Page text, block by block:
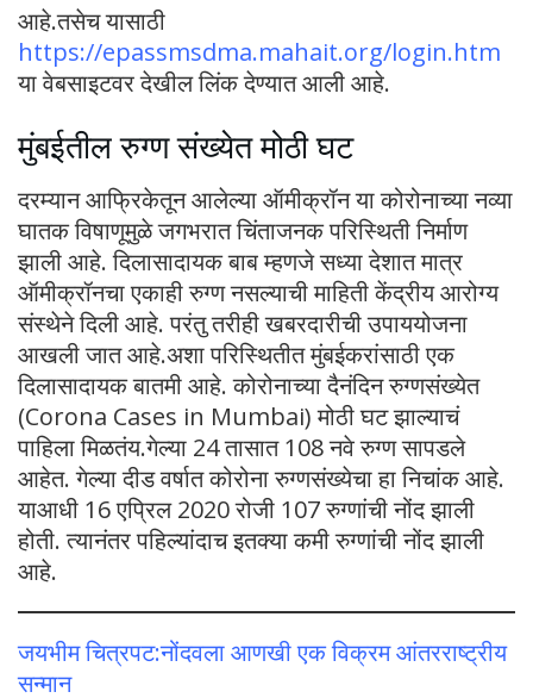
आहे.तसेच यासाठी
https://epassmsdma.mahait.org/login.htm
या वेबसाइटवर देखील लिंक देण्यात आली आहे.
मुंबईतील रुग्ण संख्येत मोठी घट
दरम्यान आफ्रिकेतून आलेल्या ऑमीक्रॉन या कोरोनाच्या नव्या
घातक विषाणूमुळे जगभरात चिंताजनक परिस्थिती निर्माण
झाली आहे. दिलासादायक बाब म्हणजे सध्या देशात मात्र
ऑमीक्रॉनचा एकाही रुग्ण नसल्याची माहिती केंद्रीय आरोग्य
संस्थेने दिली आहे. परंतु तरीही खबरदारीची उपाययोजना
आखली जात आहे.अशा परिस्थितीत मुंबईकरांसाठी एक
दिलासादायक बातमी आहे. कोरोनाच्या दैनंदिन रुग्णसंख्येत
(Corona Cases in Mumbai) मोठी घट झाल्याचं
पाहिला मिळतंय.गेल्या 24 तासात 108 नवे रुग्ण सापडले
आहेत. गेल्या दीड वर्षात कोरोना रुग्णसंख्येचा हा निचांक आहे.
याआधी 16 एप्रिल 2020 रोजी 107 रुग्णांची नोंद झाली
होती. त्यानंतर पहिल्यांदाच इतक्या कमी रुग्णांची नोंद झाली
आहे.
जयभीम चित्रपट:नोंदवला आणखी एक विक्रम आंतरराष्ट्रीय
सन्मान